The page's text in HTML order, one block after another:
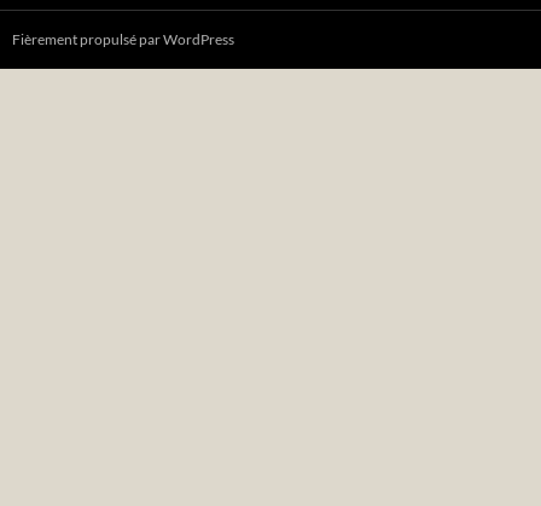
Fièrement propulsé par WordPress